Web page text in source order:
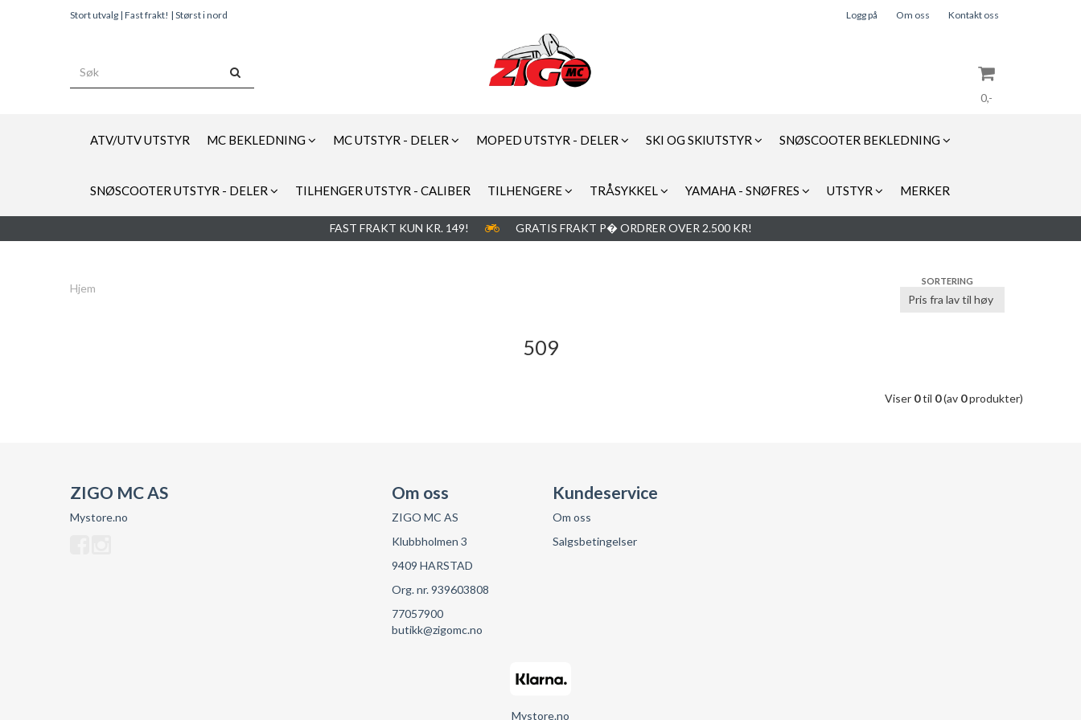
Stort utvalg | Fast frakt! | Størst i nord Logg på Om oss Kontakt oss
0,-
ATV/UTV UTSTYR MC BEKLEDNING MC UTSTYR - DELER MOPED UTSTYR - DELER SKI OG SKIUTSTYR SNØSCOOTER BEKLEDNING
SNØSCOOTER UTSTYR - DELER TILHENGER UTSTYR - CALIBER TILHENGERE TRÅSYKKEL YAMAHA - SNØFRES UTSTYR MERKER
FAST FRAKT KUN KR. 149! GRATIS FRAKT P� ORDRER OVER 2.500 KR!
Hjem
SORTERING
509
Viser 0til 0(av 0produkter)
ZIGO MC AS
Mystore.no
Om oss
ZIGO MC AS
Klubbholmen 3
9409 HARSTAD
Org. nr. 939603808
77057900
butikk@zigomc.no
Kundeservice
Om oss
Salgsbetingelser
Mystore.no